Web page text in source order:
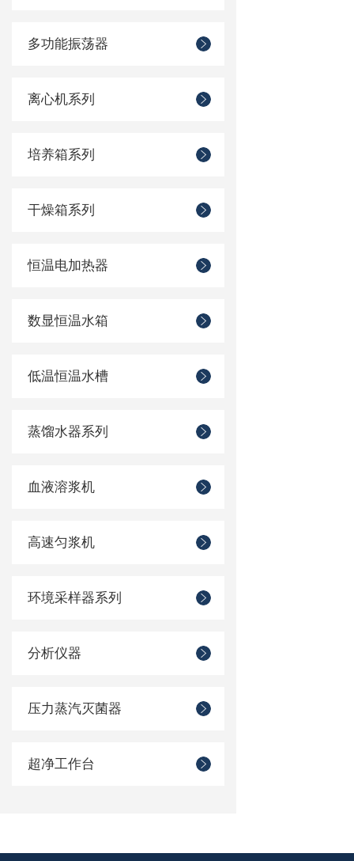
多功能振荡器
离心机系列
培养箱系列
干燥箱系列
恒温电加热器
数显恒温水箱
低温恒温水槽
蒸馏水器系列
血液溶浆机
高速匀浆机
环境采样器系列
分析仪器
压力蒸汽灭菌器
超净工作台